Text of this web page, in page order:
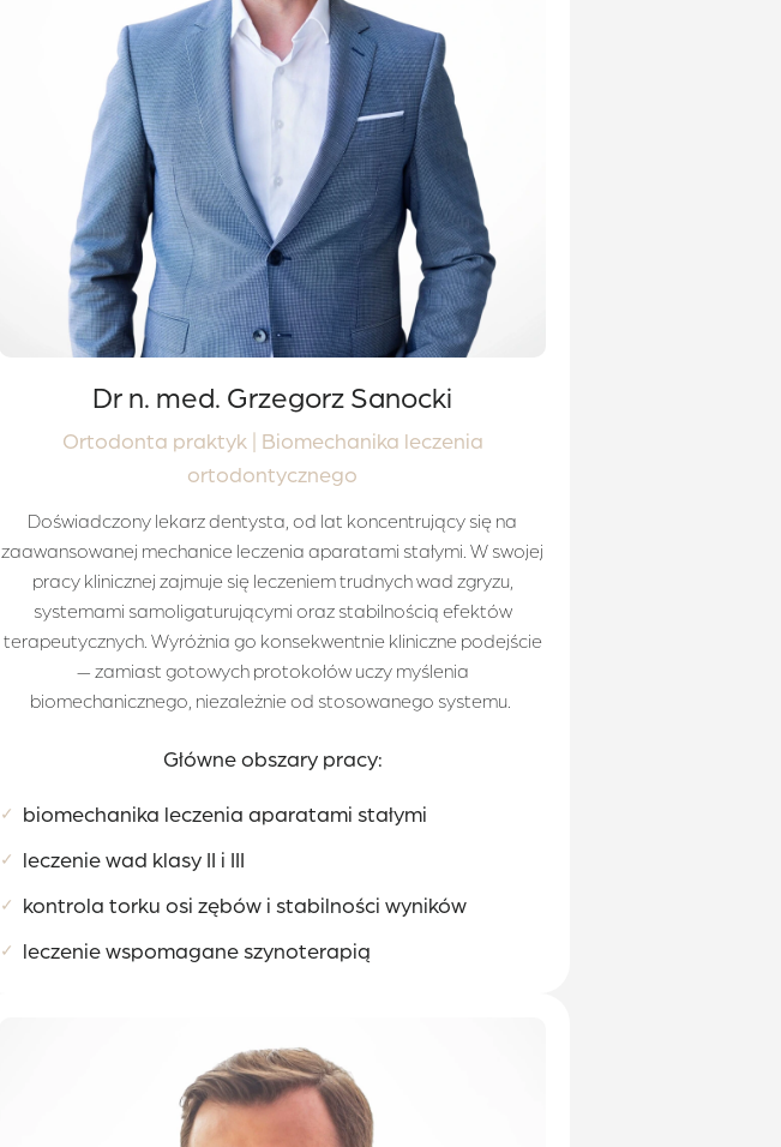
Dr n. med. Grzegorz Sanocki
Ortodonta praktyk | Biomechanika leczenia
ortodontycznego
Doświadczony lekarz dentysta, od lat koncentrujący się na
zaawansowanej mechanice leczenia aparatami stałymi. W swojej
pracy klinicznej zajmuje się leczeniem trudnych wad zgryzu,
systemami samoligaturującymi oraz stabilnością efektów
terapeutycznych. Wyróżnia go konsekwentnie kliniczne podejście
— zamiast gotowych protokołów uczy myślenia
biomechanicznego, niezależnie od stosowanego systemu.
Główne obszary pracy:
✓ biomechanika leczenia aparatami stałymi
✓ leczenie wad klasy II i III
✓ kontrola torku osi zębów i stabilności wyników
✓ leczenie wspomagane szynoterapią